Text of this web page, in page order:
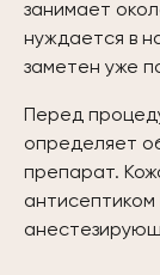
занимает
нуждается в
заметен уже
Перед
определяет
препарат.